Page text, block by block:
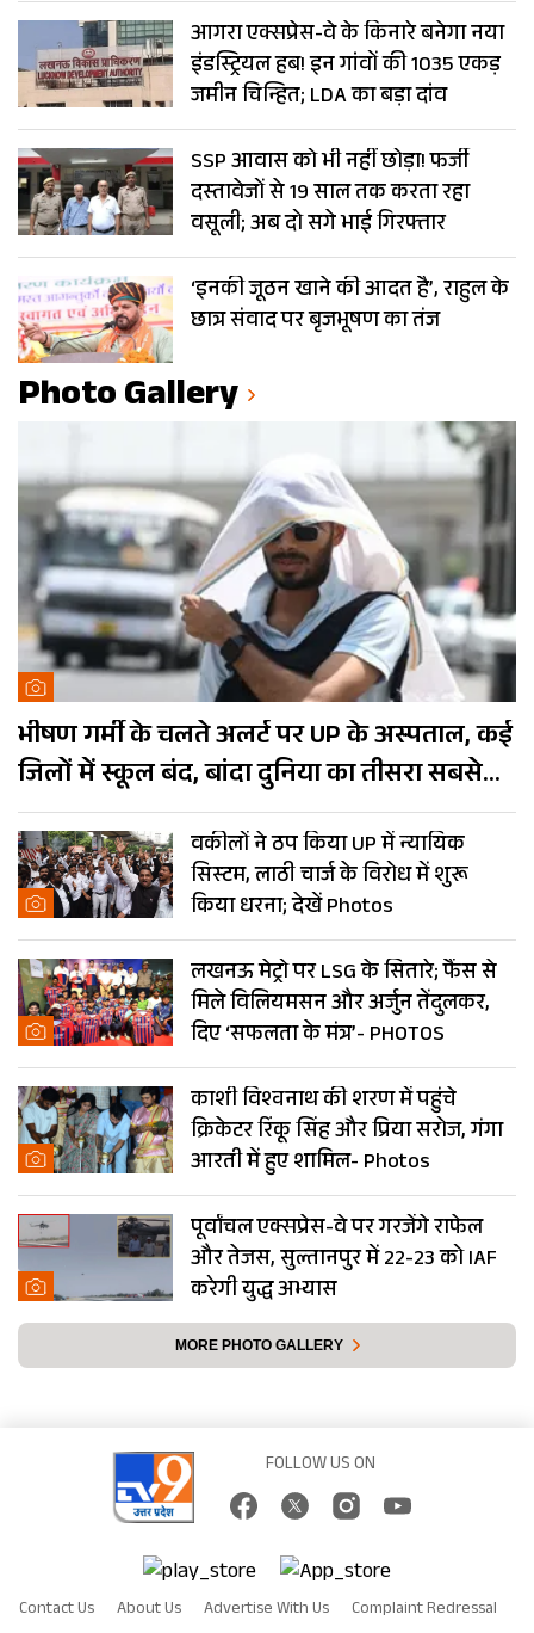
आगरा एक्सप्रेस-वे के किनारे बनेगा नया
इंडस्ट्रियल हब! इन गांवों की 1035 एकड़
जमीन चिन्हित; LDA का बड़ा दांव
SSP आवास को भी नहीं छोड़ा! फर्जी
दस्तावेजों से 19 साल तक करता रहा
वसूली; अब दो सगे भाई गिरफ्तार
‘इनकी जूठन खाने की आदत है’, राहुल के
छात्र संवाद पर बृजभूषण का तंज
Photo Gallery
भीषण गर्मी के चलते अलर्ट पर UP के अस्पताल, कई
जिलों में स्कूल बंद, बांदा दुनिया का तीसरा सबसे
गर्म शहर
वकीलों ने ठप किया UP में न्यायिक
सिस्टम, लाठी चार्ज के विरोध में शुरू
किया धरना; देखें Photos
लखनऊ मेट्रो पर LSG के सितारे; फैंस से
मिले विलियमसन और अर्जुन तेंदुलकर,
दिए ‘सफलता के मंत्र’- PHOTOS
काशी विश्वनाथ की शरण में पहुंचे
क्रिकेटर रिंकू सिंह और प्रिया सरोज, गंगा
आरती में हुए शामिल- Photos
पूर्वांचल एक्सप्रेस-वे पर गरजेंगे राफेल
और तेजस, सुल्तानपुर में 22-23 को IAF
करेगी युद्ध अभ्यास
MORE PHOTO GALLERY
FOLLOW US ON
Contact Us About Us Advertise With Us
Complaint Redressal